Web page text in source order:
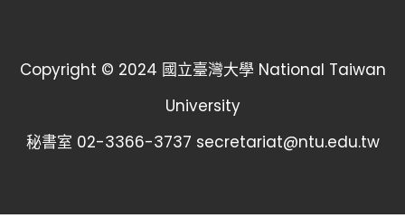
Copyright © 2024 國立臺灣大學 National Taiwan
University
秘書室 02-3366-3737 secretariat@ntu.edu.tw